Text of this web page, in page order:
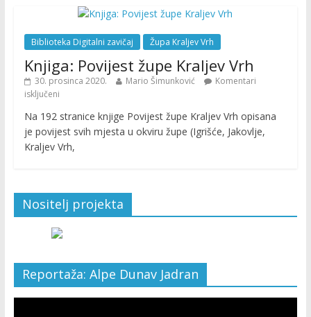
Biblioteka Digitalni zavičaj Župa Kraljev Vrh
Knjiga: Povijest župe Kraljev Vrh
30. prosinca 2020. Mario Šimunković
Komentari
isključeni
Na 192 stranice knjige Povijest župe Kraljev Vrh opisana
je povijest svih mjesta u okviru župe (Igrišće, Jakovlje,
Kraljev Vrh,
Nositelj projekta
Reportaža: Alpe Dunav Jadran